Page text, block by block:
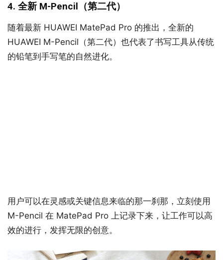
4. 全新 M-Pencil（第二代）
随着最新 HUAWEI MatePad Pro 的推出，全新的
HUAWEI M-Pencil（第二代）也代表了书写工具从传统
的铅笔到手写笔的自然进化。
用户可以在灵感或关键信息来临的那一刹那，立刻使用
M-Pencil 在 MatePad Pro 上记录下来，让工作可以高
效的进行，发挥无限的创意。